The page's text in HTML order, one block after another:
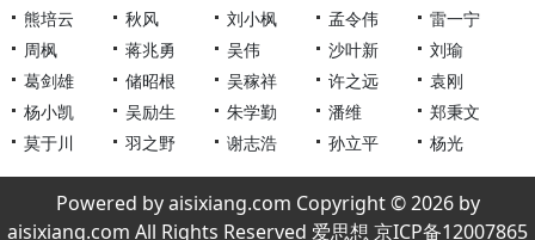
熊培云
秋风 刘小枫 孟令伟
雷一宁
周枫
蒋兆勇 吴伟 沙叶新
刘瑜
葛剑雄
储昭根 吴稼祥 许之远
袁刚
杨小凯
吴励生 朱学勤 潘维
郑秉文
莫于川
羽之野 谢志浩 孙立平 杨光
Powered by aisixiang.com Copyright © 2026 by
aisixiang.com All Rights Reserved 爱思想 京ICP备12007865